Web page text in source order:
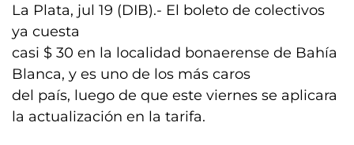
La Plata, jul 19 (DIB).- El boleto de colectivos
ya cuesta
casi $ 30 en la localidad bonaerense de Bahía
Blanca, y es uno de los más caros
del país, luego de que este viernes se aplicara
la actualización en la tarifa.